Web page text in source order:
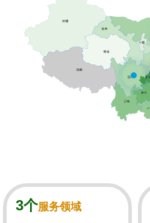
3个服务领域